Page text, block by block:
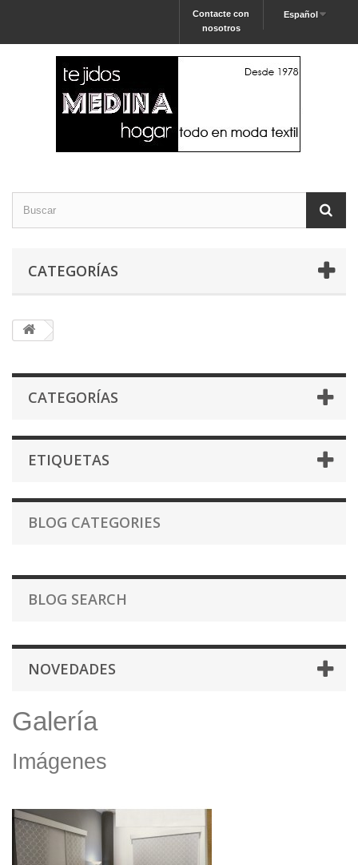
Español
Contacte con
nosotros
CATEGORÍAS
CATEGORÍAS
ETIQUETAS
BLOG CATEGORIES
BLOG SEARCH
NOVEDADES
Galería
Imágenes